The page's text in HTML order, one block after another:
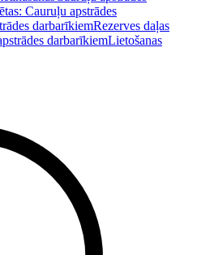
Cauruļu apstrādes
darbarīkiemRezerves daļas
darbarīkiemLietošanas